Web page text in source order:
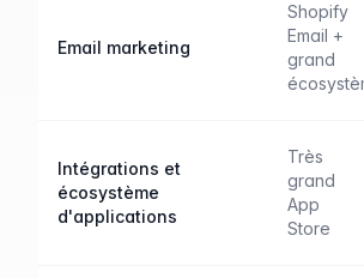
Email marketing
Shopify
Email +
grand
Intégrations et
écosystème
d'applications
Très
grand
App
Store